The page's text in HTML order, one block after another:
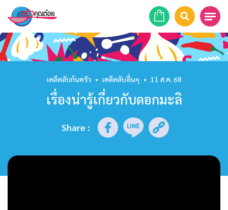
หน้าแรก
สูตรอาหาร
ร้านอาหาร
รายการย้อนหลัง
เคล็ดลับก้นครัว • เคล็ดลับอื่นๆ • 11 ส.ค. 68
เรื่องน่ารู้เกี่ยวกับดอกมะลิ
Share :